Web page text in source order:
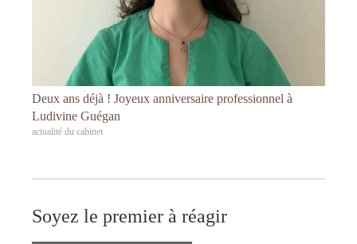
Deux ans déjà ! Joyeux anniversaire professionnel à
Ludivine Guégan
actualité du cabinet
Soyez le premier à réagir